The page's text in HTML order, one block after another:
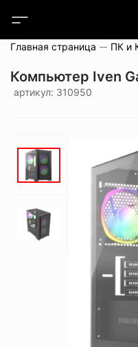
Главная страница ПК и
Компьютер Iven
артикул: 310950